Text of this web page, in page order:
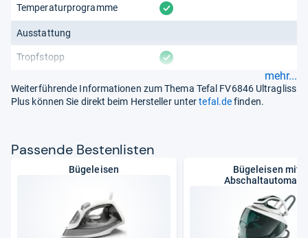
Temperaturprogramme vorhanden
Ausstattung
Tropfstopp vorhanden
mehr...
Weiterführende Informationen zum Thema Tefal FV6846 Ultragliss
Plus können Sie direkt beim Hersteller untertefal.definden.
Pas­sende Bes­ten­lis­ten
Bügeleisen
Bügeleisen mit
Abschaltautomatik